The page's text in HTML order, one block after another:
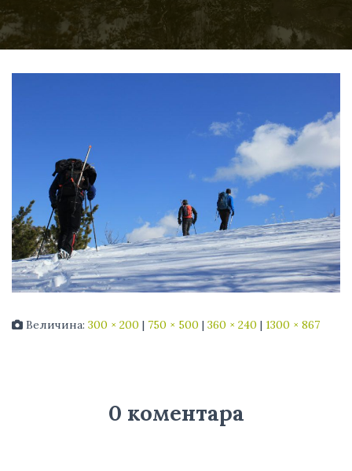
Величина: 300 × 200 | 750 × 500 | 360 × 240 | 1300 × 867
0 коментара